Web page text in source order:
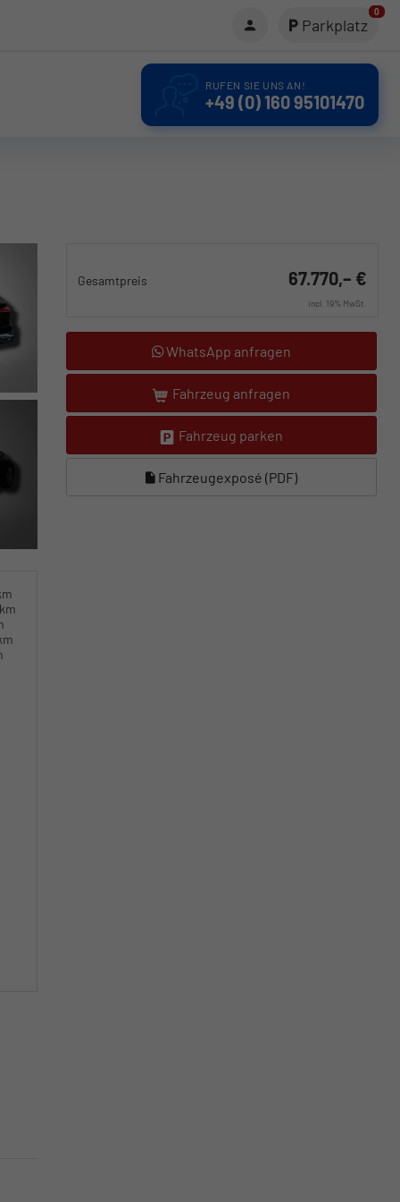
Parkplatz
0
RUFEN SIE UNS AN!
+49 (0) 160 95101470
Gesamtpreis 67.770,– €
incl. 19% MwSt.
WhatsApp anfragen
Fahrzeug anfragen
Fahrzeug parken
Fahrzeugexposé (PDF)